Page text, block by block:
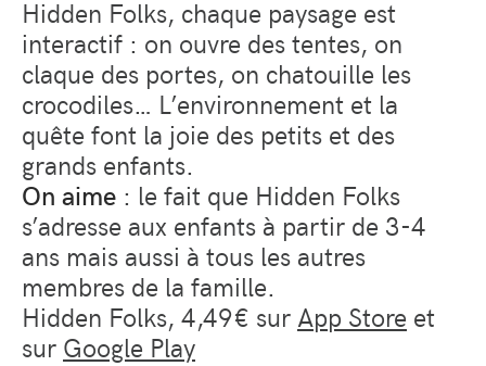
Hidden Folks, chaque paysage est
interactif : on ouvre des tentes, on
claque des portes, on chatouille les
crocodiles… L’environnement et la
quête font la joie des petits et des
grands enfants.
On aime : le fait que Hidden Folks
s’adresse aux enfants à partir de 3-4
ans mais aussi à tous les autres
membres de la famille.
Hidden Folks, 4,49€ sur App Store et
sur Google Play